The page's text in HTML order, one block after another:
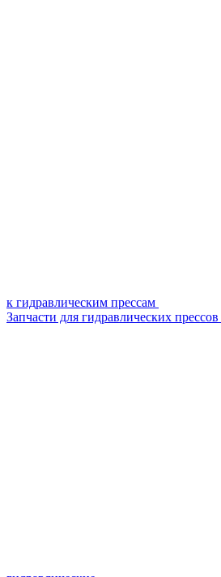
к гидравлическим прессам
Запчасти для гидравлических прессов